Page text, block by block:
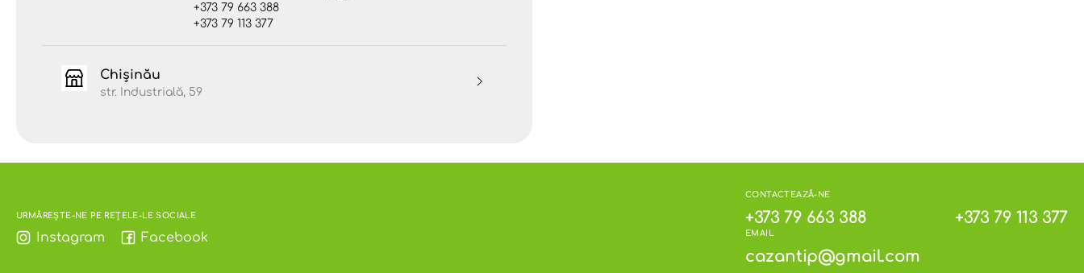
+373 79 663 388
+373 79 113 377
Chișinău
str. Industrială, 59
URMĂREȘTE-NE PE REȚELE-LE SOCIALE
Instagram Facebook
CONTACTEAZĂ-NE
+373 79 663 388 +373 79 113 377
EMAIL
cazantip@gmail.com